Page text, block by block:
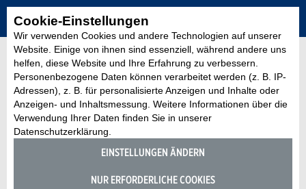
Cookie-Einstellungen
Wir verwenden Cookies und andere Technologien auf unserer
Website. Einige von ihnen sind essenziell, während andere uns
helfen, diese Website und Ihre Erfahrung zu verbessern.
Personenbezogene Daten können verarbeitet werden (z. B. IP-
Adressen), z. B. für personalisierte Anzeigen und Inhalte oder
Anzeigen- und Inhaltsmessung. Weitere Informationen über die
Verwendung Ihrer Daten finden Sie in unserer
Datenschutzerklärung.
EINSTELLUNGEN ÄNDERN
NUR ERFORDERLICHE COOKIES